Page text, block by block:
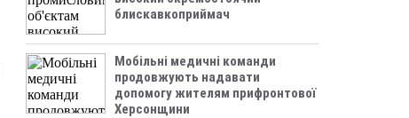
блискавкоприймач
Мобільні медичні команди
продовжують надавати
допомогу жителям прифронтової
Херсонщини